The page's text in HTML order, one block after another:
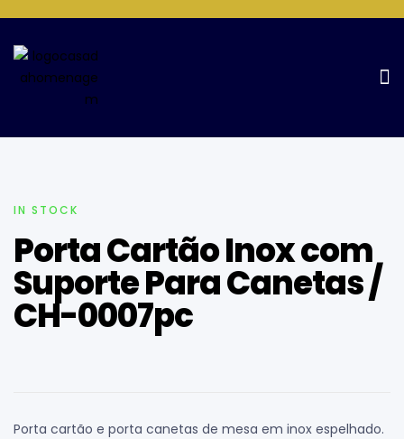
Home Page
IN STOCK
Porta Cartão Inox com
Suporte Para Canetas /
CH-0007pc
Porta cartão e porta canetas de mesa em inox espelhado.